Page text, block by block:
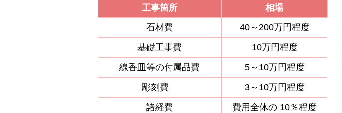
工事箇所
相場
石材費
40～200万円程度
基礎工事費
10万円程度
線香皿等の付属品費
5～10万円程度
彫刻費
3～10万円程度
諸経費
費用全体の 10％程度